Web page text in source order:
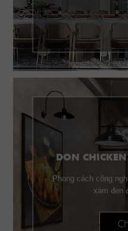
DON
Phong cách công
xám đen